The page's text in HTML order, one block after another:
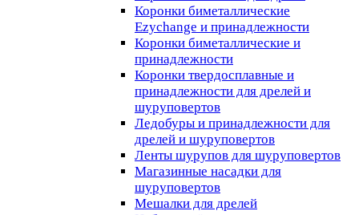
Коронки биметаллические
Ezychange и принадлежности
Коронки биметаллические и
принадлежности
Коронки твердосплавные и
принадлежности для дрелей и
шуруповертов
Ледобуры и принадлежности для
дрелей и шуруповертов
Ленты шурупов для шуруповертов
Магазинные насадки для
шуруповертов
Мешалки для дрелей